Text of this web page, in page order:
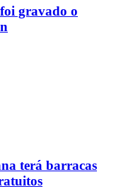
gravado o
terá barracas